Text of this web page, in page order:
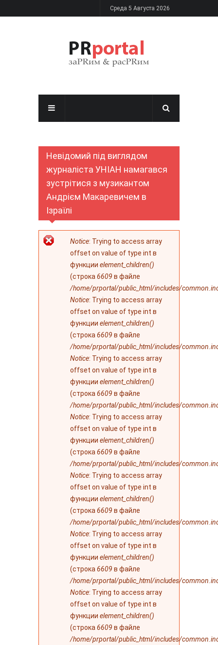
Перейти к основному содержаниюСреда 5 Августа 2026
Невідомий під виглядом
журналіста УНІАН намагався
зустрітися з музикантом
Андрієм Макаревичем в
Ізраїлі
Сообщение об
ошибке
Notice: Trying to access array
offset on value of type int в
функции element_children()
(строка 6609 в файле
/home/prportal/public_html/includes/
Notice: Trying to access array
offset on value of type int в
функции element_children()
(строка 6609 в файле
/home/prportal/public_html/includes/
Notice: Trying to access array
offset on value of type int в
функции element_children()
(строка 6609 в файле
/home/prportal/public_html/includes/
Notice: Trying to access array
offset on value of type int в
функции element_children()
(строка 6609 в файле
/home/prportal/public_html/includes/
Notice: Trying to access array
offset on value of type int в
функции element_children()
(строка 6609 в файле
/home/prportal/public_html/includes/
Notice: Trying to access array
offset on value of type int в
функции element_children()
(строка 6609 в файле
/home/prportal/public_html/includes/
Notice: Trying to access array
offset on value of type int в
функции element_children()
(строка 6609 в файле
/home/prportal/public_html/includes/